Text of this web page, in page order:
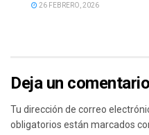
26 FEBRERO, 2026
Deja un comentario
Tu dirección de correo
obligatorios están marcados